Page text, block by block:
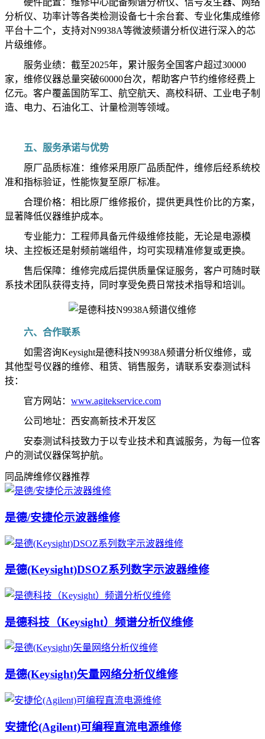
硬件配置：维修中心配备频谱分析仪、信号发生器、网络
分析仪、功率计等各类检测设备七十余台套、专业化集成维修
平台十二个，支持对N9938A等微波频谱分析仪进行深入的芯
片级维修。
服务业绩：截至2025年，累计服务全国客户超过30000
家，维修仪器总量突破60000台次，帮助客户节约维修经费上
亿元。客户覆盖国防军工、航空航天、高校科研、工业电子制
造、电力、石油化工、计量检测等领域。
五、服务承诺与优势
原厂品质标准：维修采用原厂品质配件，维修后经系统校
准和指标验证，性能恢复至原厂标准。
合理价格：相比原厂维修报价，提供更具性价比的方案，
显著降低仪器维护成本。
专业能力：工程师具备元件级维修技能，无论是电源模
块、主控板还是射频前端组件，均可实现精准修复或更换。
售后保障：维修完成后提供质量保证服务，客户可随时联
系技术团队获得支持，同时享受免费日常技术指导和培训。
六、合作联系
如需咨询Keysight是德科技N9938A频谱分析仪维修，或
其他型号仪器的维修、租赁、销售服务，请联系安泰测试科
技：
官方网站： www.agitekservice.com
公司地址：西安高新技术开发区
安泰测试科技致力于以专业技术和真诚服务，为每一位客
户的测试仪器保驾护航。
同品牌维修仪器推荐
是德/安捷伦示波器维修
是德(Keysight)DSOZ系列数字示波器维修
是德科技（Keysight）频谱分析仪维修
是德(Keysight)矢量网络分析仪维修
安捷伦(Agilent)可编程直流电源维修